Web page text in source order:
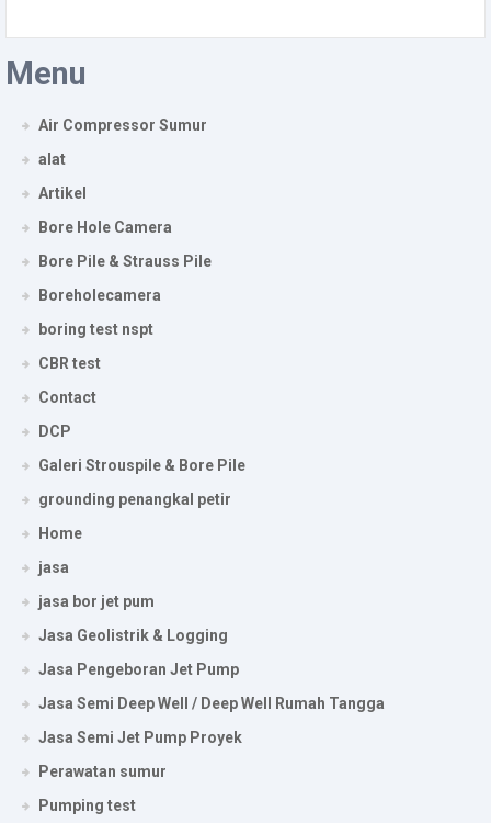
Menu
Air Compressor Sumur
alat
Artikel
Bore Hole Camera
Bore Pile & Strauss Pile
Boreholecamera
boring test nspt
CBR test
Contact
DCP
Galeri Strouspile & Bore Pile
grounding penangkal petir
Home
jasa
jasa bor jet pum
Jasa Geolistrik & Logging
Jasa Pengeboran Jet Pump
Jasa Semi Deep Well / Deep Well Rumah Tangga
Jasa Semi Jet Pump Proyek
Perawatan sumur
Pumping test